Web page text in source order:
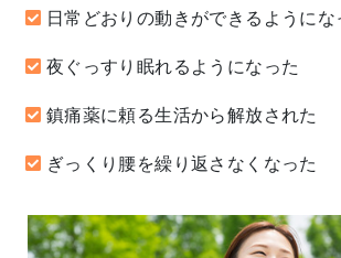
日常どおりの動きができるようにな
夜ぐっすり眠れるようになった
鎮痛薬に頼る生活から解放された
ぎっくり腰を繰り返さなくなった